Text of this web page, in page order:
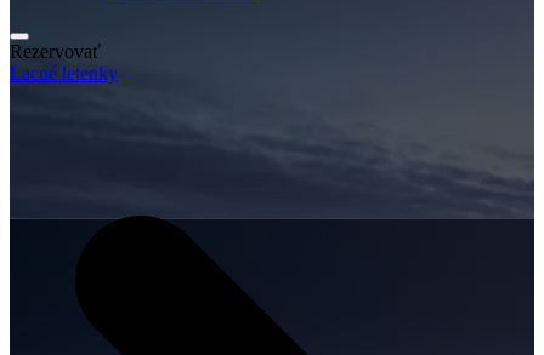
Rezervovať
Lacné letenky